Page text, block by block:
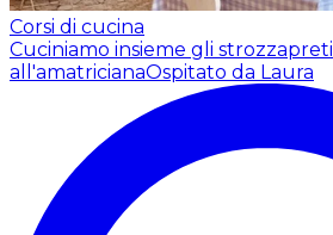
Corsi di cucina
Cuciniamo insieme gli strozzapreti
all'amatricianaOspitato da Laura